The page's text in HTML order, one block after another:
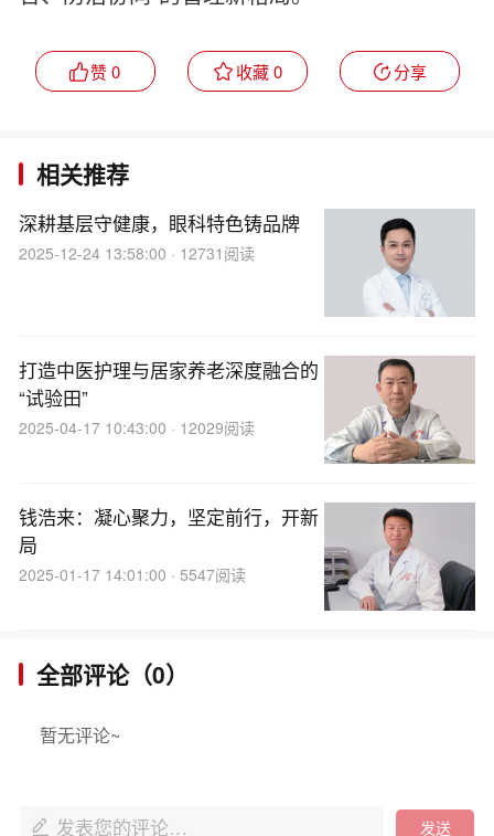
赞 0 收藏 0 分享
相关推荐
深耕基层守健康，眼科特色铸品牌
2025-12-24 13:58:00 · 12731阅读
打造中医护理与居家养老深度融合的
“试验田”
2025-04-17 10:43:00 · 12029阅读
钱浩来：凝心聚力，坚定前行，开新
局
2025-01-17 14:01:00 · 5547阅读
全部评论（0）
暂无评论~
发表您的评论… 发送